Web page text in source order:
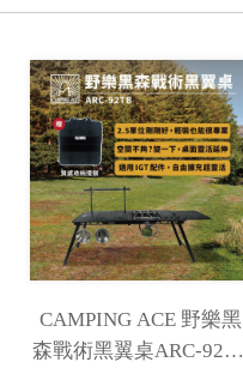
CAMPING ACE 野樂黑
森戰術黑翼桌ARC-92TB